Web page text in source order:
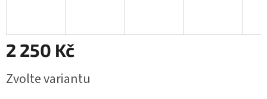
2 250 Kč
cena:
Zvolte variantu